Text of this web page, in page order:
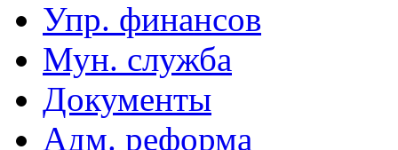
Упр. финансов
Мун. служба
Документы
Адм. реформа